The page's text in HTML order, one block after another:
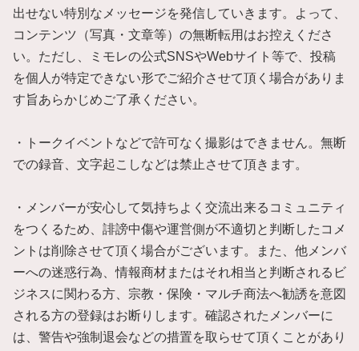
出せない特別なメッセージを発信していきます。よって、
コンテンツ（写真・文章等）の無断転用はお控えくださ
い。ただし、ミモレの公式SNSやWebサイト等で、投稿
を個人が特定できない形でご紹介させて頂く場合がありま
す旨あらかじめご了承ください。
・トークイベントなどで許可なく撮影はできません。無断
での録音、文字起こしなどは禁止させて頂きます。
・メンバーが安心して気持ちよく交流出来るコミュニティ
をつくるため、誹謗中傷や運営側が不適切と判断したコメ
ントは削除させて頂く場合がございます。また、他メンバ
ーへの迷惑行為、情報商材またはそれ相当と判断されるビ
ジネスに関わる方、宗教・保険・マルチ商法へ勧誘を意図
される方の登録はお断りします。確認されたメンバーに
は、警告や強制退会などの措置を取らせて頂くことがあり